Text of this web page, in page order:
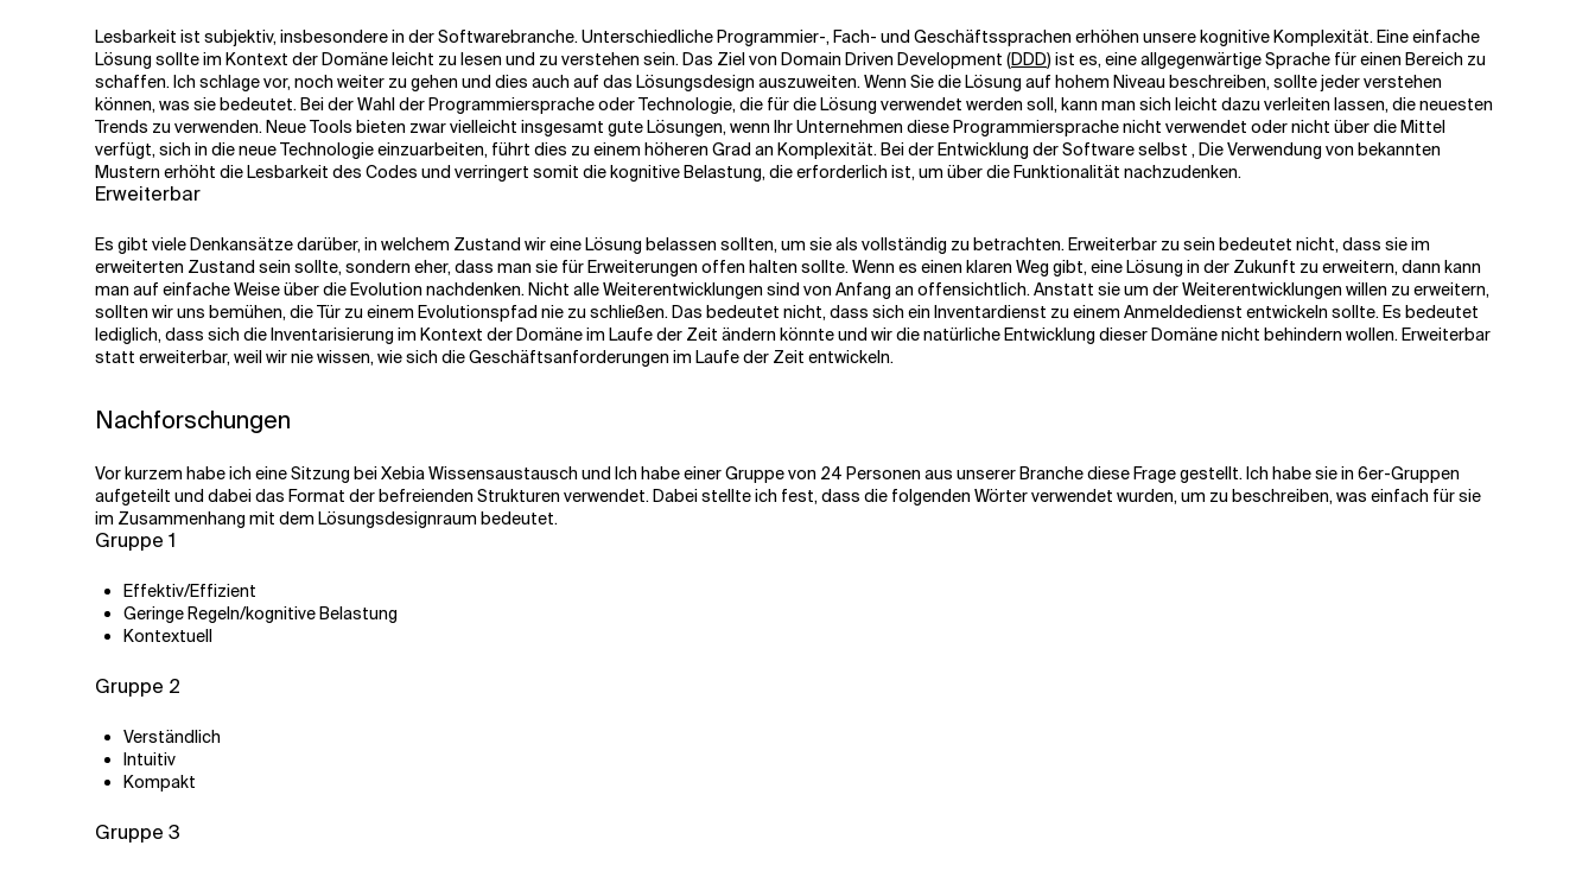
Lesbarkeit ist subjektiv,insbesondere in der Softwarebranche. Unterschiedliche Programmier-, Fach- und Geschäftssprachen erhöhen unsere kognitive Komplexität. Eine einfache
Lösung sollte im Kontext der Domäne leicht zu lesen und zu verstehen sein. Das Ziel von Domain Driven Development (DDD) ist es, eine allgegenwärtige Sprache für einen Bereich zu
schaffen. Ich schlage vor, noch weiter zu gehen und dies auch auf das Lösungsdesign auszuweiten. Wenn Sie die Lösung auf hohem Niveau beschreiben, sollte jeder verstehen
können, was sie bedeutet. Bei der Wahl der Programmiersprache oder Technologie, die für die Lösung verwendet werden soll, kann man sich leicht dazu verleiten lassen, die neuesten
Trends zu verwenden. Neue Tools bieten zwar vielleicht insgesamt gute Lösungen, wenn Ihr Unternehmen diese Programmiersprache nicht verwendet oder nicht über die Mittel
verfügt, sich in die neue Technologie einzuarbeiten, führt dies zu einem höheren Grad an Komplexität. Bei der Entwicklung der Software selbst ,Die Verwendung von bekannten
Mustern erhöht die Lesbarkeit des Codes und verringert somit die kognitive Belastung, die erforderlich ist, um über die Funktionalität nachzudenken.
Erweiterbar
Es gibt viele Denkansätze darüber, in welchem Zustand wir eine Lösung belassen sollten, um sie als vollständig zu betrachten. Erweiterbar zu sein bedeutet nicht, dass sie im
erweiterten Zustand sein sollte, sondern eher, dass man sie für Erweiterungen offen halten sollte. Wenn es einen klaren Weg gibt, eine Lösung in der Zukunft zu erweitern, dann kann
man auf einfache Weise über die Evolution nachdenken. Nicht alle Weiterentwicklungen sind von Anfang an offensichtlich. Anstatt sie um der Weiterentwicklungen willen zu erweitern,
sollten wir uns bemühen, die Tür zu einem Evolutionspfad nie zu schließen. Das bedeutet nicht, dass sich ein Inventardienst zu einem Anmeldedienst entwickeln sollte. Es bedeutet
lediglich, dass sich die Inventarisierung im Kontext der Domäne im Laufe der Zeit ändern könnte und wir die natürliche Entwicklung dieser Domäne nicht behindern wollen. Erweiterbar
statt erweiterbar, weil wir nie wissen, wie sich die Geschäftsanforderungen im Laufe der Zeit entwickeln.
Nachforschungen
Vor kurzem habe ich eine Sitzung beiXebia Wissensaustausch und Ich habe einer Gruppe von 24 Personen aus unserer Branche diese Frage gestellt. Ich habe sie in 6er-Gruppen
aufgeteilt und dabei das Format der befreienden Strukturen verwendet. Dabei stellte ich fest, dass die folgenden Wörter verwendet wurden, um zu beschreiben, was einfach für sie
im Zusammenhang mit dem Lösungsdesignraum bedeutet.
Gruppe 1
Effektiv/Effizient
Geringe Regeln/kognitive Belastung
Kontextuell
Gruppe 2
Verständlich
Intuitiv
Kompakt
Gruppe 3